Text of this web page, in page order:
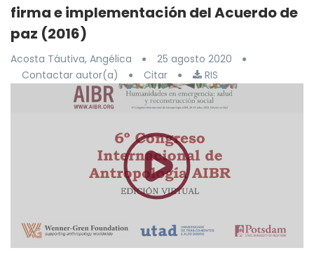
firma e implementación del Acuerdo de
paz (2016)
Acosta Táutiva, Angélica
25 agosto 2020
Contactar autor(a)
Citar RIS